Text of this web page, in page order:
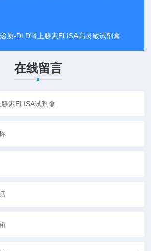
质-DLD肾上腺素ELISA高灵敏试剂盒
在线留言